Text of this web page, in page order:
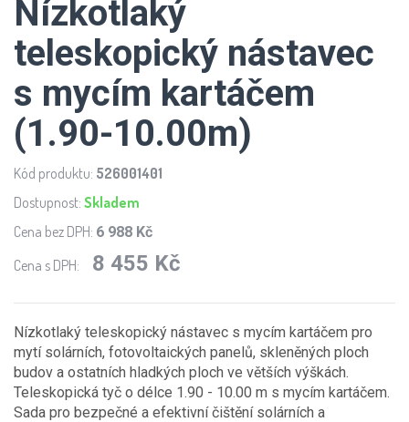
Nízkotlaký
teleskopický nástavec
s mycím kartáčem
(1.90-10.00m)
Kód produktu: 526001401
Dostupnost: Skladem
Cena bez DPH: 6 988 Kč
Cena s DPH: 8 455 Kč
Nízkotlaký teleskopický nástavec s mycím kartáčem pro
mytí solárních, fotovoltaických panelů, skleněných ploch
budov a ostatních hladkých ploch ve větších výškách.
Teleskopická tyč o délce 1.90 - 10.00 m s mycím kartáčem.
Sada pro bezpečné a efektivní čištění solárních a